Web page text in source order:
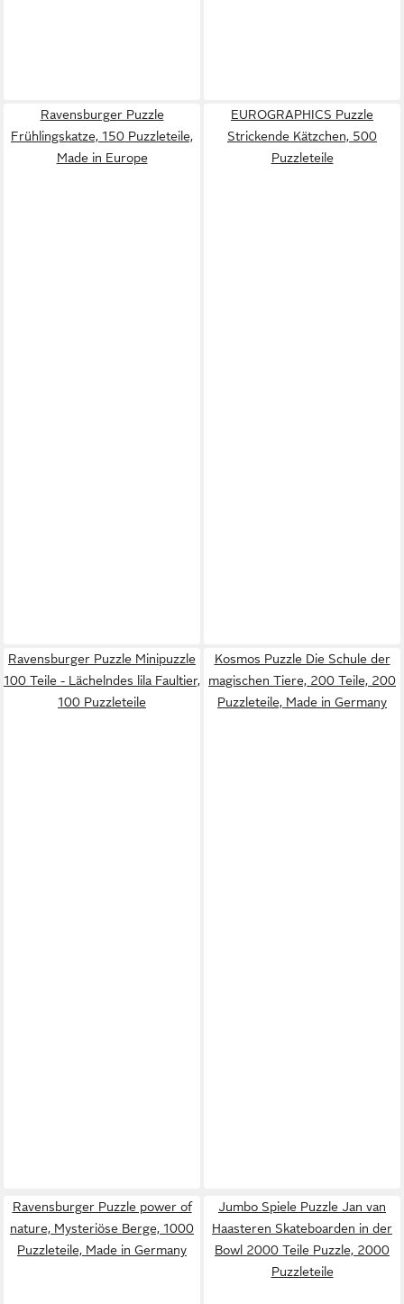
Ravensburger Puzzle
Frühlingskatze, 150 Puzzleteile,
Made in Europe
EUROGRAPHICS Puzzle
Strickende Kätzchen, 500
Puzzleteile
Ravensburger Puzzle Minipuzzle
100 Teile - Lächelndes lila Faultier,
100 Puzzleteile
Kosmos Puzzle Die Schule der
magischen Tiere, 200 Teile, 200
Puzzleteile, Made in Germany
Ravensburger Puzzle power of
nature, Mysteriöse Berge, 1000
Puzzleteile, Made in Germany
Jumbo Spiele Puzzle Jan van
Haasteren Skateboarden in der
Bowl 2000 Teile Puzzle, 2000
Puzzleteile